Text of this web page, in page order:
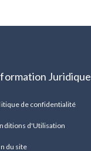
Juridique
de confidentialité
d'Utilisation
du site